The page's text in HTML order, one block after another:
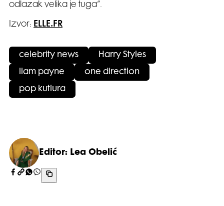
odlazak velika je tuga“.
Izvor: ELLE.FR
celebrity news Harry Styles
liam payne one direction
pop kutlura
Editor: Lea Obelić